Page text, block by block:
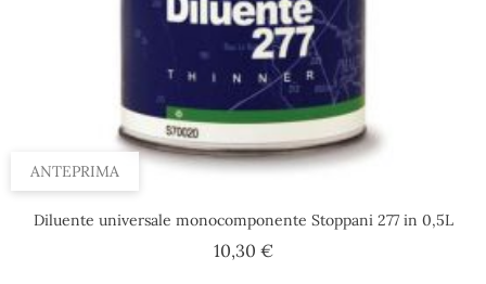
ANTEPRIMA
Diluente universale monocomponente Stoppani 277 in 0,5L
10,30 €Prezzo